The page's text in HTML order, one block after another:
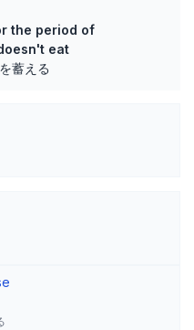
the period of
eat
蓄える